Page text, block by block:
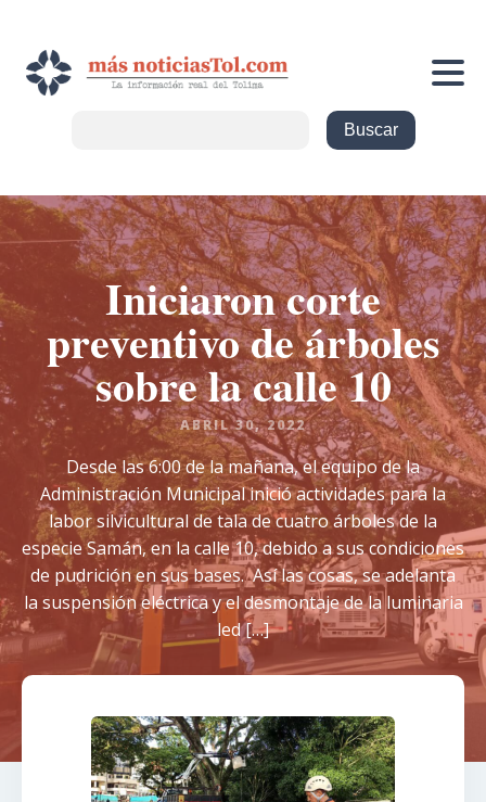
Iniciaron corte
preventivo de árboles
sobre la calle 10
ABRIL 30, 2022
Desde las 6:00 de la mañana, el equipo de la
Administración Municipal inició actividades para la
labor silvicultural de tala de cuatro árboles de la
especie Samán, en la calle 10, debido a sus condiciones
de pudrición en sus bases. Así las cosas, se adelanta
la suspensión eléctrica y el desmontaje de la luminaria
led […]